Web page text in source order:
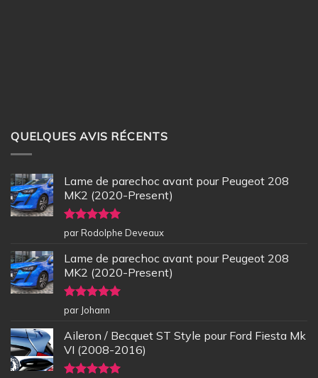
QUELQUES AVIS RÉCENTS
Lame de parechoc avant pour Peugeot 208
MK2 (2020-Present)
Note5sur
5
par Rodolphe Deveaux
Lame de parechoc avant pour Peugeot 208
MK2 (2020-Present)
Note5sur
5
par Johann
Aileron / Becquet ST Style pour Ford Fiesta Mk
VI (2008-2016)